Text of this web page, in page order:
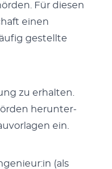
Für diesen
einen
gestellte
zu erhal­ten.
herun­ter­
ein.
(als